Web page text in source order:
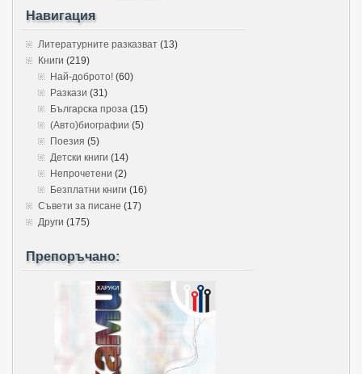
Навигация
Литературните разказват (13)
Книги (219)
Най-доброто! (60)
Разкази (31)
Българска проза (15)
(Авто)биографии (5)
Поезия (5)
Детски книги (14)
Непрочетени (2)
Безплатни книги (16)
Съвети за писане (17)
Други (175)
Препоръчано: